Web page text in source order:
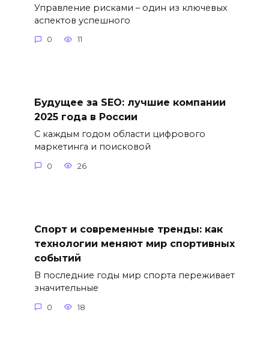
Управление рисками – один из ключевых
аспектов успешного
0 11
Будущее за SEO: лучшие компании
2025 года в России
С каждым годом области цифрового
маркетинга и поисковой
0 26
Спорт и современные тренды: как
технологии меняют мир спортивных
событий
В последние годы мир спорта переживает
значительные
0 18